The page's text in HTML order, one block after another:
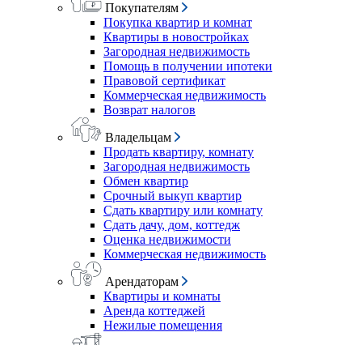
Покупателям
Покупка квартир и комнат
Квартиры в новостройках
Загородная недвижимость
Помощь в получении ипотеки
Правовой сертификат
Коммерческая недвижимость
Возврат налогов
Владельцам
Продать квартиру, комнату
Загородная недвижимость
Обмен квартир
Срочный выкуп квартир
Сдать квартиру или комнату
Сдать дачу, дом, коттедж
Оценка недвижимости
Коммерческая недвижимость
Арендаторам
Квартиры и комнаты
Аренда коттеджей
Нежилые помещения